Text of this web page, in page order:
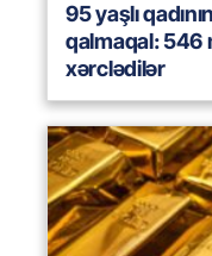
95 yaşlı
qalmaqal: 546
xərclədilər